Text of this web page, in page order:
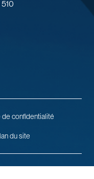
de confidentialité
du site